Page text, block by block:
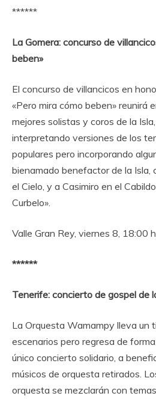
******
La Gomera: concurso de
beben»
El concurso de villancicos en
«Pero mira cómo beben» reunirá
mejores solistas y coros de la
interpretando versiones de los
populares pero incorporando
bienamado benefactor de la Isla,
el Cielo, y a Casimiro en el
Curbelo».
Valle Gran Rey, viernes 8, 18:00
******
Tenerife: concierto de gospel de
La Orquesta Wamampy lleva un
escenarios pero regresa de
único concierto solidario, a
músicos de orquesta retirados.
orquesta se mezclarán con